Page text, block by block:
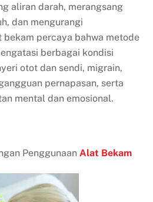
aliran darah, merangsang
dan mengurangi
bekam percaya bahwa metode
berbagai kondisi
otot dan sendi, migrain,
pernapasan, serta
mental dan emosional.
PenggunaanAlat Bekam